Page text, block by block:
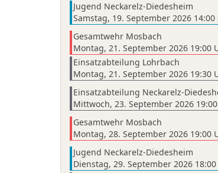
Jugend Neckarelz-Diedesheim
Samstag, 19. September 2026 14:00
Gesamtwehr Mosbach
Montag, 21. September 2026 19:00
Einsatzabteilung Lohrbach
Montag, 21. September 2026 19:30
Einsatzabteilung Neckarelz-
Mittwoch, 23. September 2026
Gesamtwehr Mosbach
Montag, 28. September 2026 19:00
Jugend Neckarelz-Diedesheim
Dienstag, 29. September 2026